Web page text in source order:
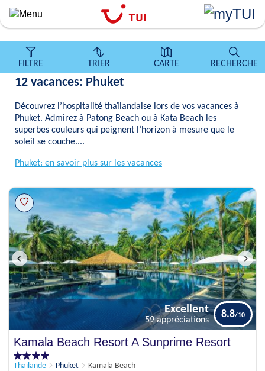
Aller
contenu
principal
FILTRE TRIER CARTE RECHERCHE
12 vacances: Phuket
Découvrez l’hospitalité thaïlandaise lors de vos vacances à
Phuket. Admirez à Patong Beach ou à Kata Beach les
superbes couleurs qui peignent l’horizon à mesure que le
soleil se couche....
Phuket: en savoir plus sur les vacances
Excellent
59 appréciations
8.8
Kamala Beach Resort A Sunprime Resort
Thaïlande Phuket Kamala Beach
Excellent
59 appréciations
8.8